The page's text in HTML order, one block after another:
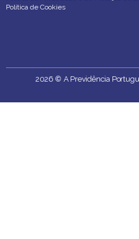
Política de Cookies
2026 © A Previdência